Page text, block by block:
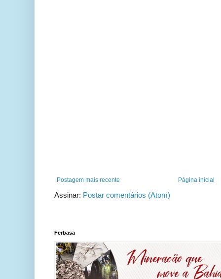
Postagem mais recente Página inicial
Assinar: Postar comentários (Atom)
Ferbasa